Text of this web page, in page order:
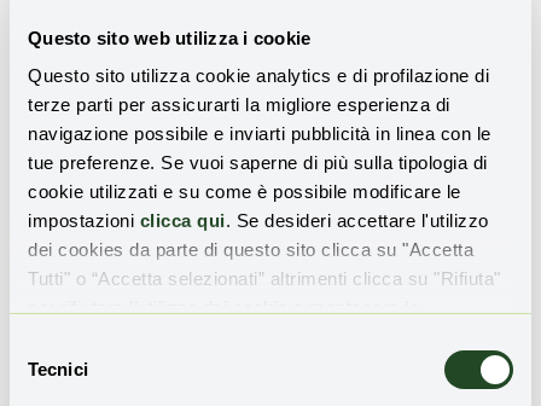
Questo sito web utilizza i cookie
Questo sito utilizza cookie analytics e di profilazione di
terze parti per assicurarti la migliore esperienza di
navigazione possibile e inviarti pubblicità in linea con le
tue preferenze. Se vuoi saperne di più sulla tipologia di
cookie utilizzati e su come è possibile modificare le
impostazioni clicca qui. Se desideri accettare l'utilizzo
dei cookies da parte di questo sito clicca su "Accetta
Tutti" o “Accetta selezionati” altrimenti clicca su "Rifiuta"
delTecnici
Aumento della biodiversità e
miglioramento della qualità
dell’acqua
Lafitta ragnatela di depuratori previstiela
conversione delle motorizzazioni destinate al
trasporto navalelocale porterà, secondo i modelli, a un
veloce miglioramento della qualità dell’acqua della
quelle specie native dell’area, ma che sono state